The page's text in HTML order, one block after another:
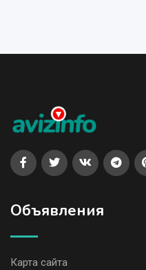
Объявления
Карта сайта